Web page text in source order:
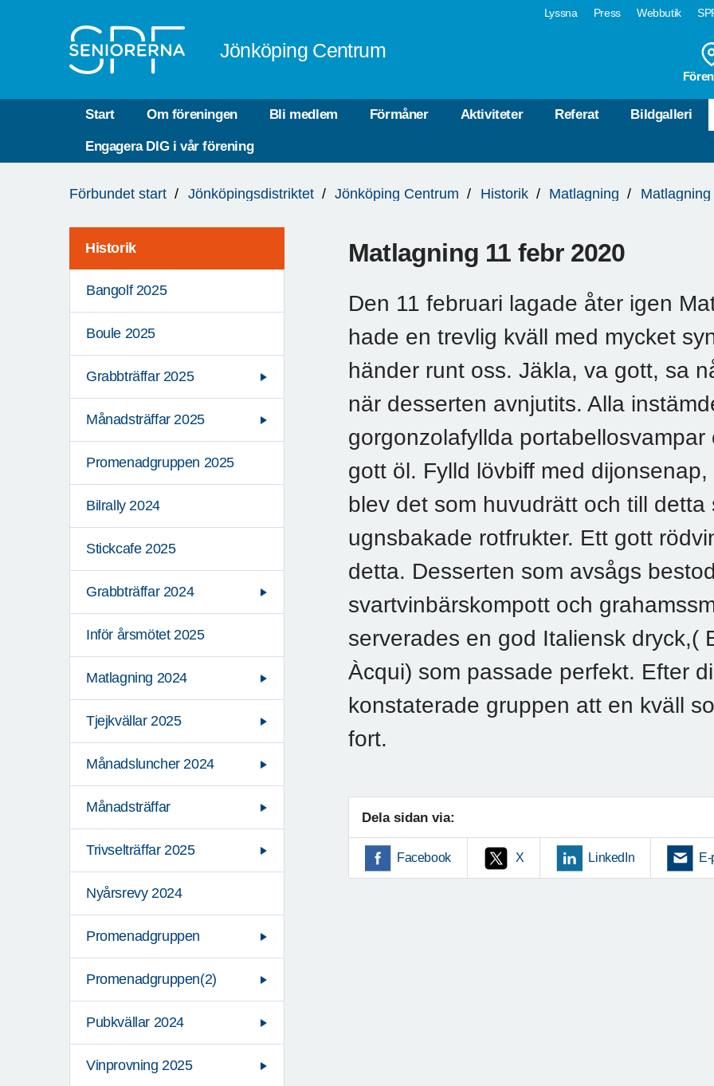
Lyssna Press Webbutik
Jönköping Centrum
Start Om föreningen Bli medlem Förmåner Aktiviteter Referat Bildgalleri
Engagera DIG i vår förening
är
Förbundet start Jönköpingsdistriktet Jönköping Centrum Historik Matlagning
Historik
Bangolf 2025
Boule 2025
Grabbträffar 2025
Månadsträffar 2025
Promenadgruppen 2025
Bilrally 2024
Stickcafe 2025
Grabbträffar 2024
Inför årsmötet 2025
Matlagning 2024
Tjejkvällar 2025
Månadsluncher 2024
Månadsträffar
Trivselträffar 2025
Nyårsrevy 2024
Promenadgruppen
Promenadgruppen(2)
Pubkvällar 2024
Vinprovning 2025
Matlagning 11 febr 2020
Den 11 februari lagade åter igen
hade en trevlig kväll med mycket
händer runt oss. Jäkla, va gott, sa
när desserten avnjutits. Alla
gorgonzolafyllda
gott öl. Fylld lövbiff med
blev det som huvudrätt och till detta
ugnsbakade rotfrukter. Ett gott
detta. Desserten som avsågs
svartvinbärskompott och
serverades en god Italiensk dryck,(
Àcqui) som passade perfekt. Efter
konstaterade gruppen att en kväll
fort.
Dela sidan via:
Facebook X LinkedIn